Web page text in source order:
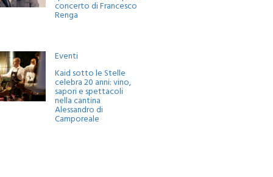
spettacoli: attesa per il
concerto di Francesco
Renga
Eventi
Kaid sotto le Stelle
celebra 20 anni: vino,
sapori e spettacoli
nella cantina
Alessandro di
Camporeale